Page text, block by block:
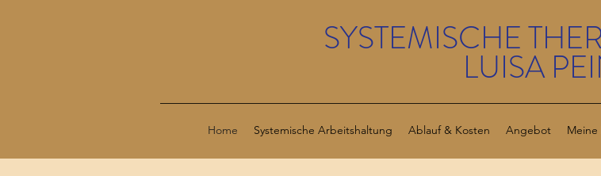
SYSTEMISCHE
LUISA
Home Systemische Arbeitshaltung Ablauf & Kosten Angebot Meine